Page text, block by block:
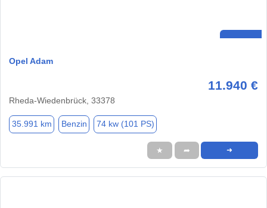
Opel Adam
11.940 €
Rheda-Wiedenbrück, 33378
35.991 km Benzin 74 kw (101 PS)
★ ➦ ➜